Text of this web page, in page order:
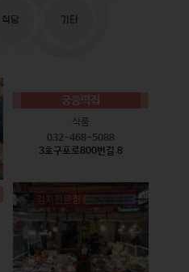
식당 기타
궁중떡집
식품
032-468-5088
3호구포로800번길 8